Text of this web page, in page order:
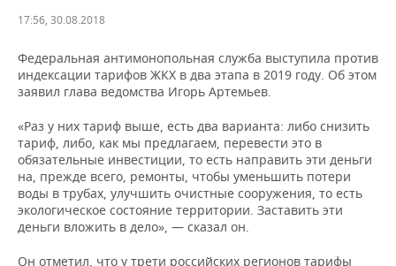
ДЕКЛАРАЦИИ О ДОХОДАХ
КОРОЛИ ГОСЗАКАЗА ПФО
ВУЗЫ ТАТАРСТАНА
КОМУ ПРИНАДЛЕЖАТ
ТОРГОВЫЕ ЦЕНТРЫ
ТАТАРСТАНА
НОВОСТИ ЭКОНОМИКИ
ФИНАНСЫ
БАНКИ
БЮДЖЕТ
ИНВЕСТИЦИИ
ПРОМЫШЛЕННОСТЬ
НОВОСТИ
АГРОПРОМ
МАШИНОСТРОЕНИЕ
НЕФТЕХИМИЯ
НЕДВИЖИМОСТЬ
НОВОСТИ НЕДВИЖИМОСТИ
АВТО
НОВОСТИ АВТО
БИЗНЕС
НОВОСТИ БИЗНЕСА
РОЗНИЧНАЯ ТОРГОВЛЯ
ТЕХНОЛОГИИ
НОВОСТИ ТЕХНОЛОГИЙ
МЕРОПРИЯТИЯ
17:56, 30.08.2018
Федеральная антимонопольная служба выступила против
индексации тарифов ЖКХ в два этапа в 2019 году. Об этом
заявил глава ведомства Игорь Артемьев.
«Раз у них тариф выше, есть два варианта: либо снизить
тариф, либо, как мы предлагаем, перевести это в
обязательные инвестиции, то есть направить эти деньги
на, прежде всего, ремонты, чтобы уменьшить потери
воды в трубах, улучшить очистные сооружения, то есть
экологическое состояние территории. Заставить эти
деньги вложить в дело», — сказал он.
Он отметил, что у трети российских регионов тарифы